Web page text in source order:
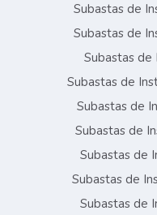
Subastas de
Subastas de
Subastas de
Subastas de
Subastas de
Subastas de
Subastas de
Subastas de
Subastas de